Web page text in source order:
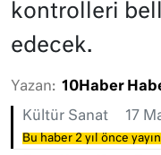
kontrolleri
edecek.
Yazan: 10Haber
Kültür Sanat 17
Bu haber 2 yıl önce